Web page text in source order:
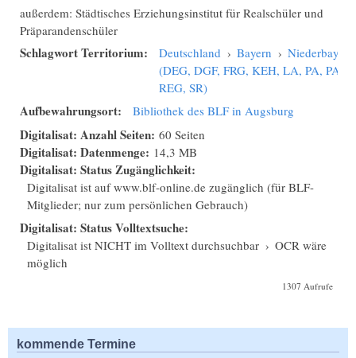
außerdem: Städtisches Erziehungsinstitut für Realschüler und
Präparandenschüler
Schlagwort Territorium: Deutschland › Bayern › Niederbayern
(DEG, DGF, FRG, KEH, LA, PA, PAN,
REG, SR)
Aufbewahrungsort: Bibliothek des BLF in Augsburg
Digitalisat: Anzahl Seiten: 60 Seiten
Digitalisat: Datenmenge: 14,3 MB
Digitalisat: Status Zugänglichkeit:
Digitalisat ist auf www.blf-online.de zugänglich (für BLF-
Mitglieder; nur zum persönlichen Gebrauch)
Digitalisat: Status Volltextsuche:
Digitalisat ist NICHT im Volltext durchsuchbar › OCR wäre
möglich
1307 Aufrufe
kommende Termine